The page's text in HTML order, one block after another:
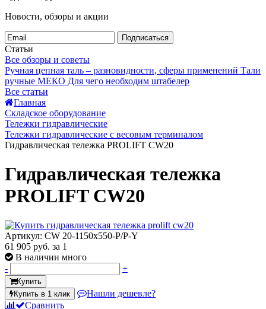
Новости, обзоры и акции
Подписаться
Статьи
Все обзоры и советы
Ручная цепная таль – разновидности, сферы применений Тали
ручные МЕКО Для чего необходим штабелер
Все статьи
Главная
Складское оборудование
Тележки гидравлические
Тележки гидравлические с весовым терминалом
Гидравлическая тележка PROLIFT CW20
Гидравлическая тележка
PROLIFT CW20
Артикул: CW 20-1150x550-P/P-Y
61 905 руб. за 1
В наличии много
-
+
Купить
Купить в 1 клик
Нашли дешевле?
Сравнить